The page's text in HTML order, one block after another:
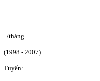
/tháng
(1998 - 2007)
Tuyển: